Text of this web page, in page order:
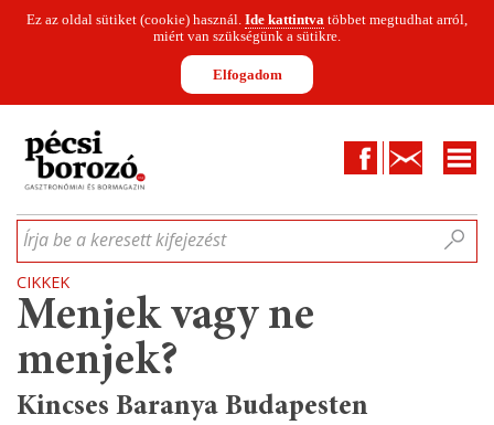
Ez az oldal sütiket (cookie) használ. Ide kattintva többet megtudhat arról,
miért van szükségünk a sütikre.
Elfogadom
FacebookKapcsolat
CIKKEKHÍREKINFOGRAFIKÁKMUNKATÁRSAKWINESOFA
Írja be a keresett kifejezést
CIKKEK
Menjek vagy ne
menjek?
Kincses Baranya Budapesten